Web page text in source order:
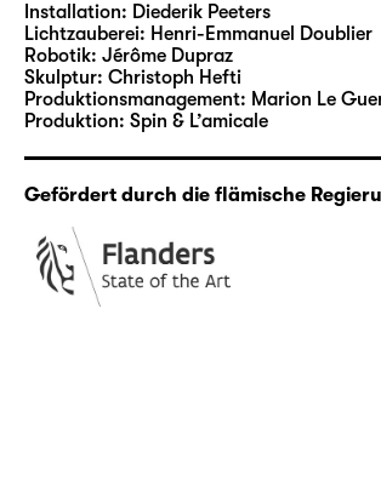
Mit der Installation im Rahmen
Rundgangs gibt Residenz-
Peeters einen ersten Einblick in
Produktion „Apparitions/
(Premiere am 14.6.19).
Installation: Diederik Peeters
Lichtzauberei: Henri-Emmanuel Doublier
Robotik: Jérôme Dupraz
Skulptur: Christoph Hefti
Produktionsmanagement: Marion Le
Produktion: Spin & L’amicale
Gefördert durch die flämische